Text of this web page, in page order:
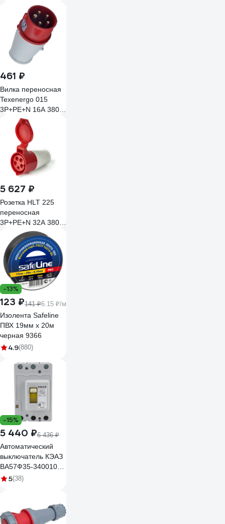
C9F36425
461 ₽
Вилка переносная
Texenergo 015
3Р+PE+N 16А 380В
IP44 SE015-016Q
5 627 ₽
Розетка HLT 225
переносная
3Р+РЕ+N 32А 380В
IP44 (10шт./уп.)
083-03-26
-13%
123 ₽141 ₽6.15 ₽/м
Изолента Safeline
ПВХ 19мм х 20м
черная 9366
4.9(880)
-15%
5 440 ₽6 436 ₽
Автоматический
выключатель КЭАЗ
ВА57Ф35-340010-
160А-1600-400AC-
5(38)